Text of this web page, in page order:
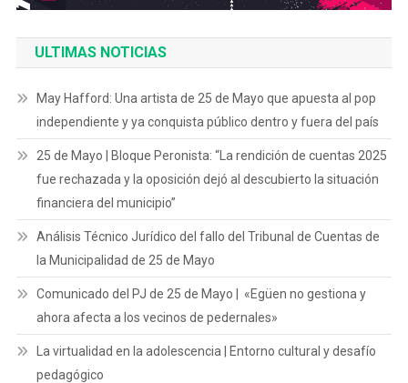
ULTIMAS NOTICIAS
May Hafford: Una artista de 25 de Mayo que apuesta al pop
independiente y ya conquista público dentro y fuera del país
25 de Mayo | Bloque Peronista: “La rendición de cuentas 2025
fue rechazada y la oposición dejó al descubierto la situación
financiera del municipio”
Análisis Técnico Jurídico del fallo del Tribunal de Cuentas de
la Municipalidad de 25 de Mayo
Comunicado del PJ de 25 de Mayo | «Egüen no gestiona y
ahora afecta a los vecinos de pedernales»
La virtualidad en la adolescencia | Entorno cultural y desafío
pedagógico